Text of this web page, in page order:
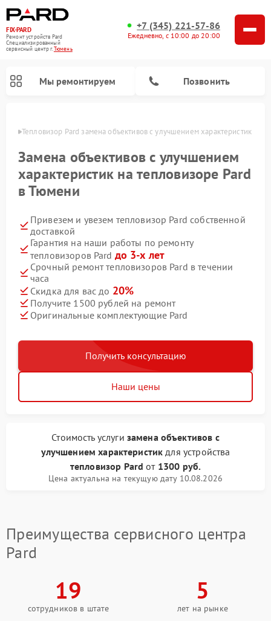
FIX-PARD
Ремонт устройств Pard
Специализированный
cервисный центр г.Тюмень
+7 (345) 221-57-86
Ежедневно, с 10:00 до 20:00
Мы ремонтируем Позвонить
Тепловизор Pard замена объективов с улучшением характеристик
Замена объективов с улучшением
характеристик на тепловизоре Pard
в Тюмени
Привезем и увезем тепловизор Pard собственной
доставкой
Гарантия на наши работы по ремонту
тепловизоров Pard до 3-х лет
Срочный ремонт тепловизоров Pard в течении
часа
Скидка для вас до 20%
Получите 1500 рублей на ремонт
Оригинальные комплектующие Pard
Получить консультацию
Наши цены
Стоимость услуги замена объективов с
улучшением характеристик для устройства
тепловизор Pard от 1300 руб.
Цена актуальна на текущую дату 10.08.2026
Преимущества сервисного центра
Pard
19
сотрудников в штате
5
лет на рынке